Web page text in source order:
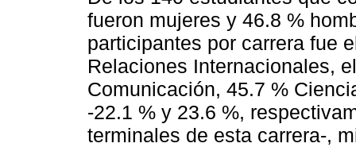
fueron mujeres y 46.8 %
participantes por carrera fue
Relaciones Internacionales,
Comunicación, 45.7 %
-22.1 % y 23.6 %,
terminales de esta carrera-,